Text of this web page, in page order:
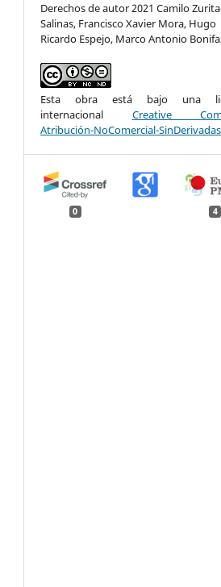
Derechos de autor 2021 Camilo
Salinas, Francisco Xavier Mora, Hugo
Ricardo Espejo, Marco Antonio
Esta obra está bajo una
internacional Creative
Atribución-NoComercial-
0 4